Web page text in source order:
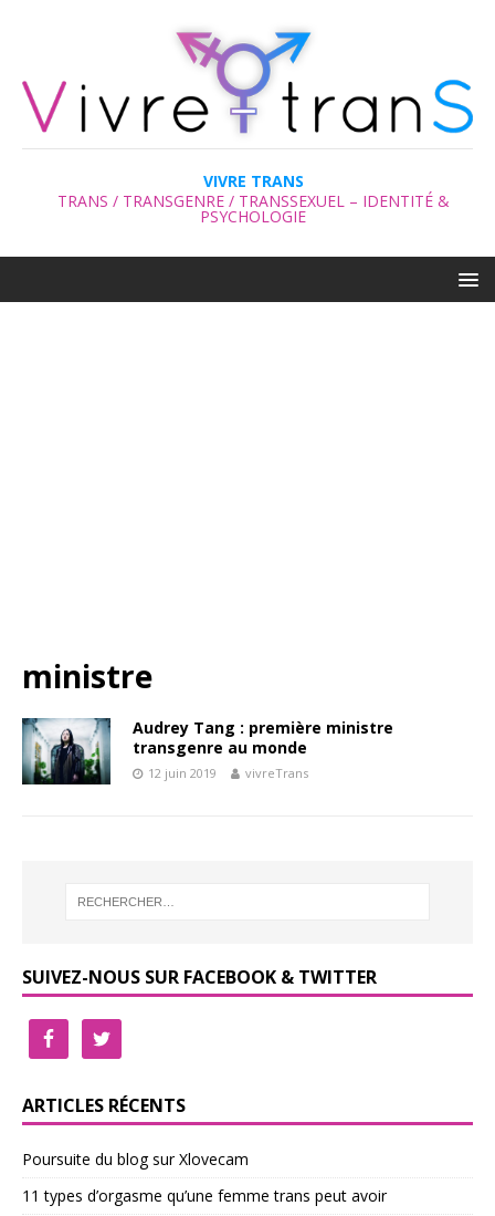
VIVRE TRANS
TRANS / TRANSGENRE / TRANSSEXUEL – IDENTITÉ &
PSYCHOLOGIE
ministre
Audrey Tang : première ministre
transgenre au monde
12 juin 2019 vivreTrans
SUIVEZ-NOUS SUR FACEBOOK & TWITTER
ARTICLES RÉCENTS
Poursuite du blog sur Xlovecam
11 types d’orgasme qu’une femme trans peut avoir